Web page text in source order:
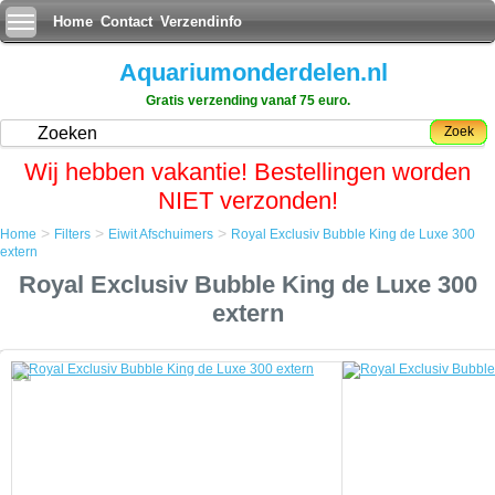
Home Contact Verzendinfo
Aquariumonderdelen.nl
Gratis verzending vanaf 75 euro.
Zoek
Wij hebben vakantie! Bestellingen worden
NIET verzonden!
Eiwit Afschuimers
Royal Exclusiv Bubble King de Luxe 300 extern
Home > Filters > Eiwit Afschuimers > Royal Exclusiv Bubble King de Luxe 300
extern
Royal Exclusiv Bubble King de Luxe 300
extern